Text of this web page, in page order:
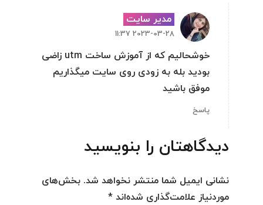
مدیر سایت
2023-03-28 11:37
خوشحالیم که از آموزش ساخت utm زاضی
بودید بله به زودی روی سایت میگذاریم
موفق باشید
پاسخ
دیدگاهتان را بنویسید
نشانی ایمیل شما منتشر نخواهد شد. بخش‌های
موردنیاز علامت‌گذاری شده‌اند *